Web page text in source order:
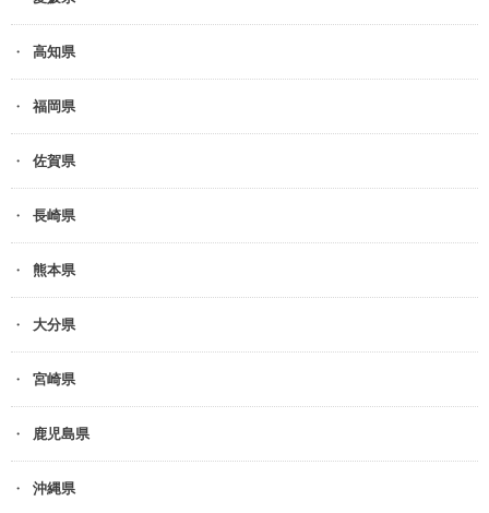
高知県
福岡県
佐賀県
長崎県
熊本県
大分県
宮崎県
鹿児島県
沖縄県